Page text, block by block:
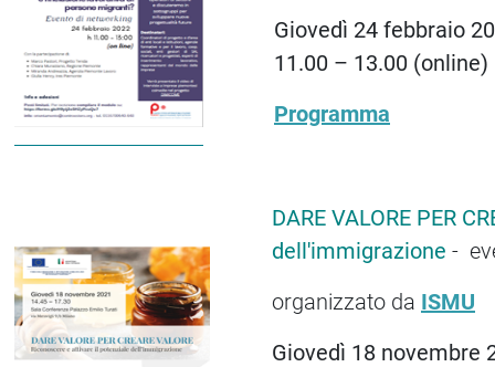
Giovedì 24 febbraio
11.00 – 13.00 (online)
Programma
DARE VALORE PER
dell'immigrazione -
organizzato da ISMU
Giovedì 18 novembre